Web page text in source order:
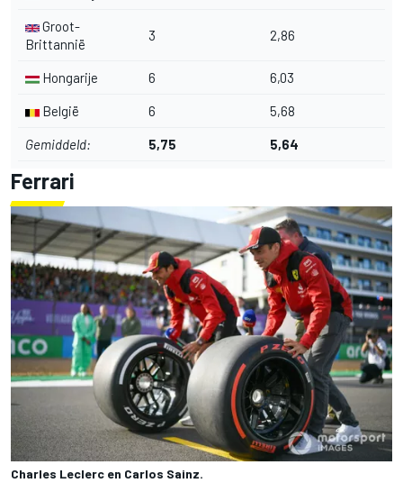
Groot-
Brittannië
3 2,86
Hongarije 6 6,03
België 6 5,68
Gemiddeld: 5,75 5,64
Ferrari
Charles Leclerc en Carlos Sainz.